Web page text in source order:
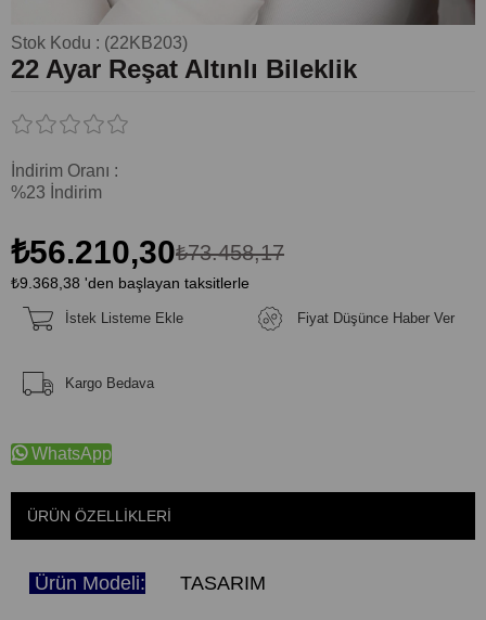
Stok Kodu (22KB203)
22 Ayar Reşat Altınlı Bileklik
İndirim Oranı :
%23 İndirim
₺73.458,17
₺56.210,30
₺9.368,38 'den başlayan taksitlerle
İstek Listeme Ekle Fiyat Düşünce Haber Ver
Kargo Bedava
WhatsApp
ÜRÜN ÖZELLIKLERI
Ürün Modeli: TASARIM